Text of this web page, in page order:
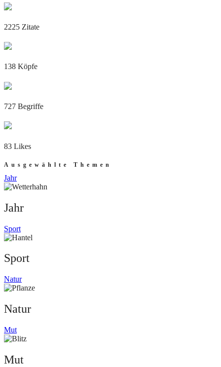
2225 Zitate
138 Köpfe
727 Begriffe
83 Likes
Ausgewählte Themen
Jahr
Jahr
Sport
Sport
Natur
Natur
Mut
Mut